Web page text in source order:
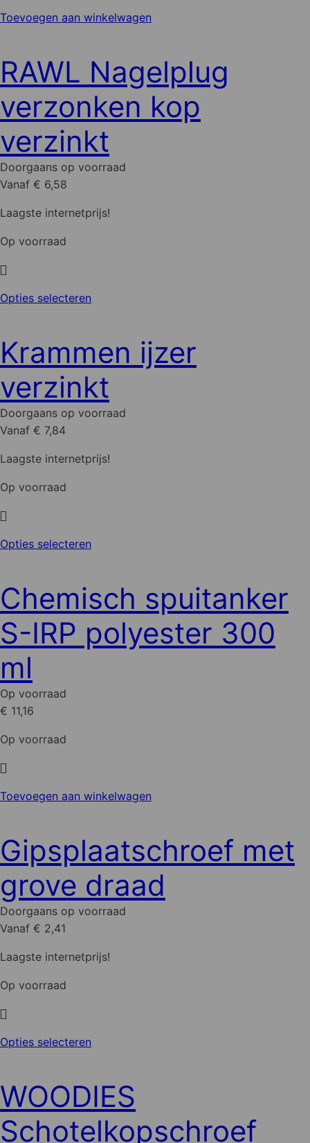
Toevoegen aan winkelwagen
RAWL Nagelplug
verzonken kop
verzinkt
Doorgaans op voorraad
Vanaf € 6,58
Laagste internetprijs!
Op voorraad
Opties selecteren
meerdere
variaties.
Deze
optie
kan
worden
Krammen ijzer
verzinkt
Doorgaans op voorraad
Vanaf € 7,84
Laagste internetprijs!
Op voorraad
Opties selecteren
meerdere
variaties.
Deze
optie
Chemisch spuitanker
S-IRP polyester 300
ml
Op voorraad
€ 11,16
Op voorraad
Toevoegen aan winkelwagen
Gipsplaatschroef met
grove draad
Doorgaans op voorraad
Vanaf € 2,41
Laagste internetprijs!
Op voorraad
Opties selecteren
meerdere
variaties.
Deze
WOODIES
Schotelkopschroef